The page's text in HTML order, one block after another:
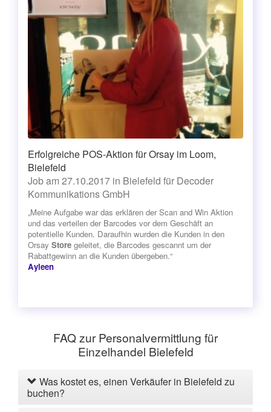
Erfolgreiche POS-Aktion für Orsay im Loom,
Bielefeld
Job am 27.10.2017 in Bielefeld für Decoder
Kommunikations GmbH
„Meine Aufgabe war das erklären der Scan and Win Aktion
und das verteilen der Barcodes vor dem Geschäft an
potentielle Kunden. Daraufhin wurden die Kunden in den
Orsay Store geleitet, die Barcodes gescannt um der
Rabattgewinn an die Kunden übergeben.“
Ayleen
FAQ zur Personalvermittlung für
Einzelhandel Bielefeld
Was kostet es, einen Verkäufer in Bielefeld zu
buchen?